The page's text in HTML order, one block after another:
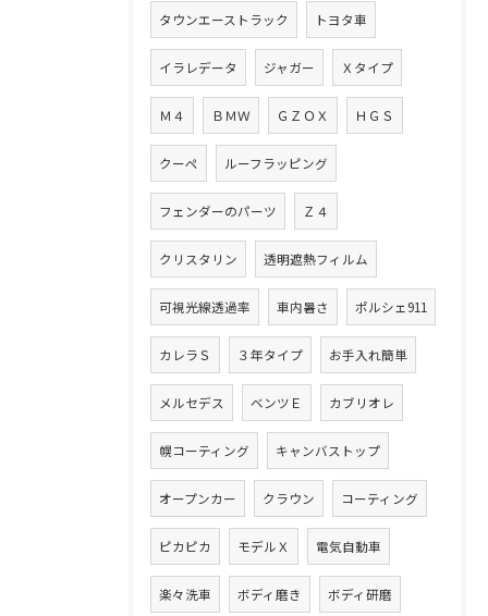
タウンエーストラック トヨタ車
イラレデータ ジャガー Ｘタイプ
Ｍ４ ＢＭＷ ＧＺＯＸ ＨＧＳ
クーペ ルーフラッピング
フェンダーのパーツ Ｚ４
クリスタリン 透明遮熱フィルム
可視光線透過率 車内暑さ ポルシェ911
カレラＳ ３年タイプ お手入れ簡単
メルセデス ベンツＥ カブリオレ
幌コーティング キャンバストップ
オープンカー クラウン コーティング
ピカピカ モデルＸ 電気自動車
楽々洗車 ボディ磨き ボディ研磨